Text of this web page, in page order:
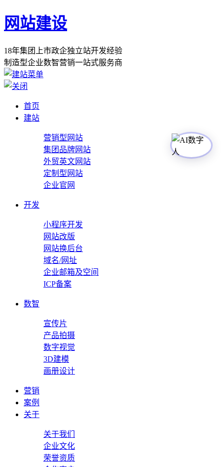
网站建设
18年集团 上市政企独立站开发经验
制 造型企业数智营销一站式服务商
首页
建站
营销型网站
集团品牌网站
外贸英文网站
定制型网站
企业官网
开发
小程序开发
网站改版
网站换后台
域名/网址
企业邮箱及空间
ICP备案
数智
宣传片
产品拍摄
数字视觉
3D建模
画册设计
营销
案例
关于
关于我们
企业文化
荣誉资质